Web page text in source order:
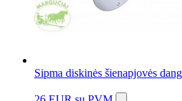
Sipma diskinės šienapjovės